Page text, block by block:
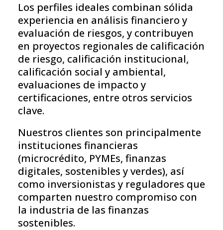
Los perfiles ideales combinan sólida
experiencia en análisis financiero y
evaluación de riesgos, y contribuyen
en proyectos regionales de calificación
de riesgo, calificación institucional,
calificación social y ambiental,
evaluaciones de impacto y
certificaciones, entre otros servicios
clave.
Nuestros clientes son principalmente
instituciones financieras
(microcrédito, PYMEs, finanzas
digitales, sostenibles y verdes), así
como inversionistas y reguladores que
comparten nuestro compromiso con
la industria de las finanzas
sostenibles.